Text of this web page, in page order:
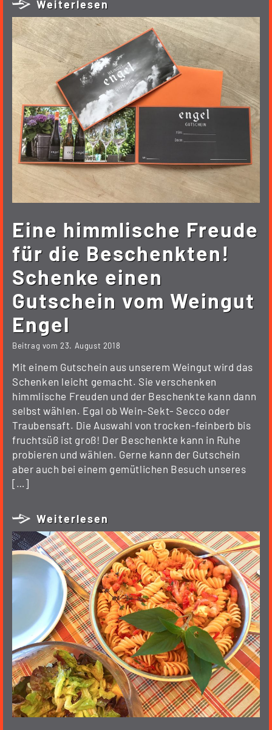
Weiterlesen
Eine himmlische Freude
für die Beschenkten!
Schenke einen
Gutschein vom Weingut
Engel
Beitrag vom23. August 2018
Mit einem Gutschein aus unserem Weingut wird das
Schenken leicht gemacht. Sie verschenken
himmlische Freuden und der Beschenkte kann dann
selbst wählen. Egal ob Wein-Sekt- Secco oder
Traubensaft. Die Auswahl von trocken-feinberb bis
fruchtsüß ist groß! Der Beschenkte kann in Ruhe
probieren und wählen. Gerne kann der Gutschein
aber auch bei einem gemütlichen Besuch unseres
[…]
Weiterlesen